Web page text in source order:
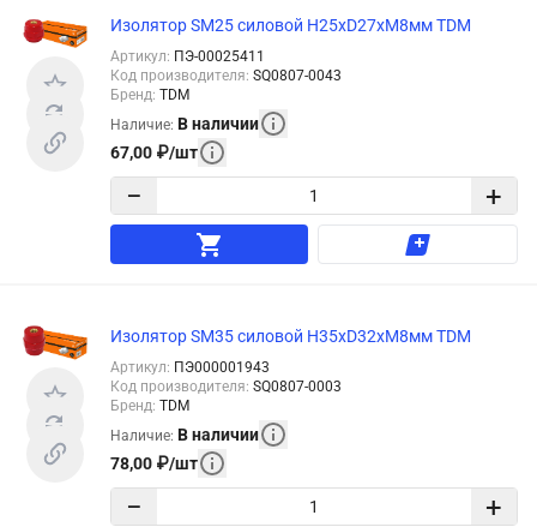
Изолятор SM25 силовой Н25хD27хМ8мм TDM
Артикул: ПЭ-00025411
Код производителя: SQ0807-0043
Бренд: TDM
Наличие: В наличии
67,00 ₽/шт
− +
Изолятор SM35 силовой H35xD32xM8мм TDM
Артикул: ПЭ000001943
Код производителя: SQ0807-0003
Бренд: TDM
Наличие: В наличии
78,00 ₽/шт
− +